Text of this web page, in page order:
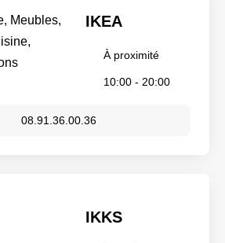
IKEA
À proximité
10:00 - 20:00
08.91.36.00.36
IKKS